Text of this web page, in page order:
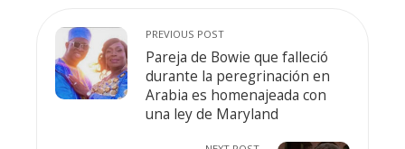
PREVIOUS POST
Pareja de Bowie que falleció
durante la peregrinación en
Arabia es homenajeada con
una ley de Maryland